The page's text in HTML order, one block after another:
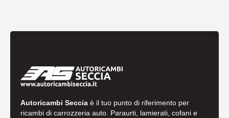
Autoricambi Seccia è il tuo punto di riferimento per
ricambi di carrozzeria auto. Paraurti, lamierati, cofani e